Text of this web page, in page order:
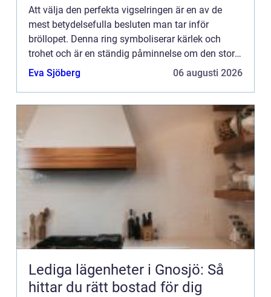
Att välja den perfekta vigselringen är en av de
mest betydelsefulla besluten man tar inför
bröllopet. Denna ring symboliserar kärlek och
trohet och är en ständig påminnelse om den stora
dagen. I Göteborg,...
Eva Sjöberg 06 augusti 2026
Lediga lägenheter i Gnosjö: Så
hittar du rätt bostad för dig